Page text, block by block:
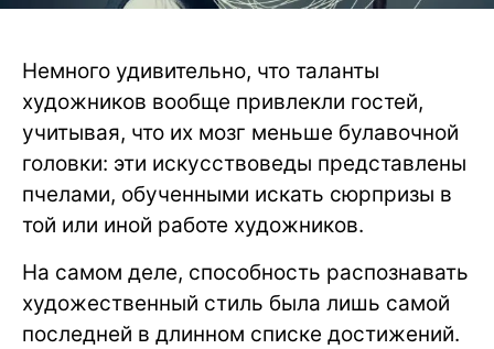
Немного удивительно, что таланты
художников вообще привлекли гостей,
учитывая, что их мозг меньше булавочной
головки: эти искусствоведы представлены
пчелами, обученными искать сюрпризы в
той или иной работе художников.
На самом деле, способность распознавать
художественный стиль была лишь самой
последней в длинном списке достижений.